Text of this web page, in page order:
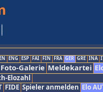
ENG ESP FAI FIN FRA GER GRE INA
Foto-Galerie Meldekartei
Elozahl
FIDE Spieler anmelden Elo